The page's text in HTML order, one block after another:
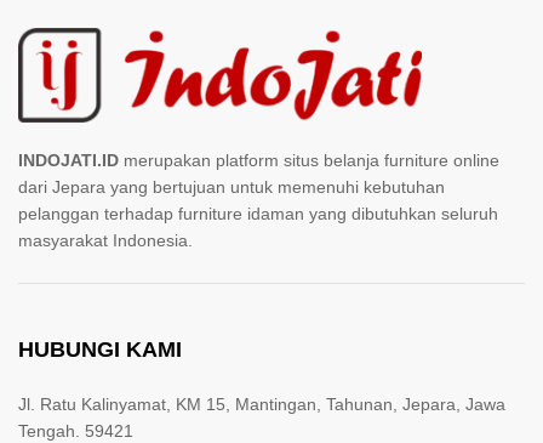
INDOJATI.ID merupakan platform situs belanja furniture online
dari Jepara yang bertujuan untuk memenuhi kebutuhan
pelanggan terhadap furniture idaman yang dibutuhkan seluruh
masyarakat Indonesia.
HUBUNGI KAMI
Jl. Ratu Kalinyamat, KM 15, Mantingan, Tahunan, Jepara, Jawa
Tengah. 59421